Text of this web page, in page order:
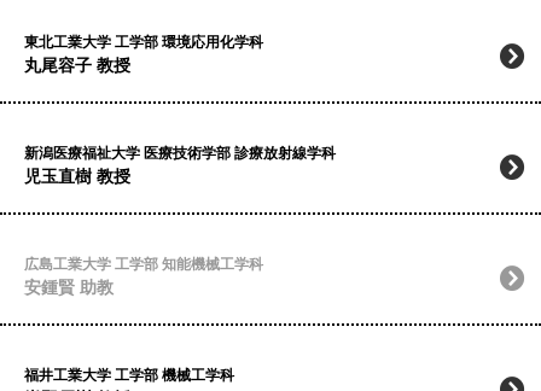
東北工業大学 工学部 環境応用化学科
丸尾容子 教授
新潟医療福祉大学 医療技術学部 診療放射線学科
児玉直樹 教授
広島工業大学 工学部 知能機械工学科
安鍾賢 助教
福井工業大学 工学部 機械工学科